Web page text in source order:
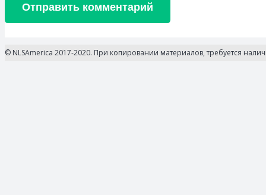
Отправить комментарий
© NLSAmerica 2017-2020. При копировании материалов, требуется